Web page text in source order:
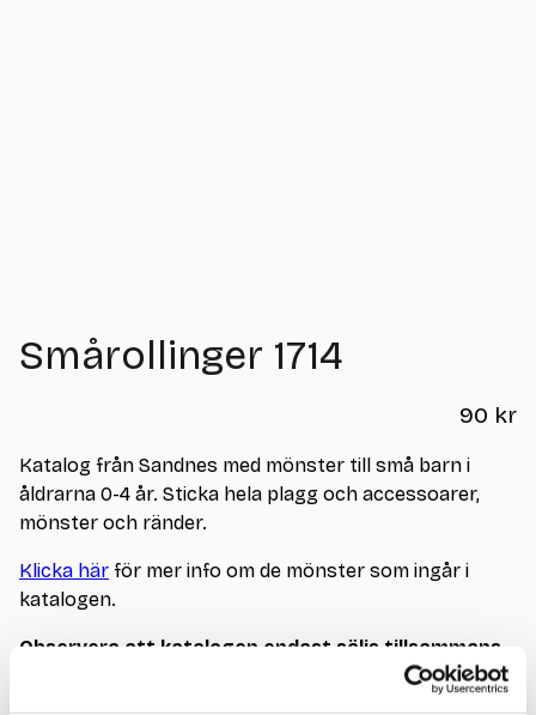
Smårollinger 1714
90 kr
Katalog från Sandnes med mönster till små barn i
åldrarna 0-4 år. Sticka hela plagg och accessoarer,
mönster och ränder.
Klicka här för mer info om de mönster som ingår i
katalogen.
Observera att katalogen endast säljs tillsammans